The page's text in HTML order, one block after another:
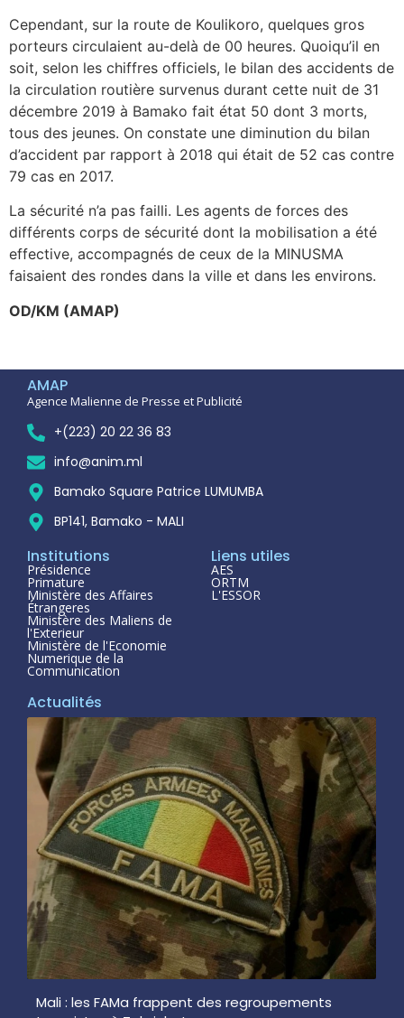
Cependant, sur la route de Koulikoro, quelques gros
porteurs circulaient au-delà de 00 heures. Quoiqu’il en
soit, selon les chiffres officiels, le bilan des accidents de
la circulation routière survenus durant cette nuit de 31
décembre 2019 à Bamako fait état 50 dont 3 morts,
tous des jeunes. On constate une diminution du bilan
d’accident par rapport à 2018 qui était de 52 cas contre
79 cas en 2017.
La sécurité n’a pas failli. Les agents de forces des
différents corps de sécurité dont la mobilisation a été
effective, accompagnés de ceux de la MINUSMA
faisaient des rondes dans la ville et dans les environs.
OD/KM (AMAP)
AMAP
Agence Malienne de Presse et Publicité
+(223) 20 22 36 83
info@anim.ml
Bamako Square Patrice LUMUMBA
BP141, Bamako - MALI
Institutions
Présidence
Primature
Ministère des Affaires
Étrangeres
Ministère des Maliens de
l'Exterieur
Ministère de l'Economie
Numerique de la
Communication
Liens utiles
AES
ORTM
L'ESSOR
Actualités
Mali : les FAMa frappent des regroupements